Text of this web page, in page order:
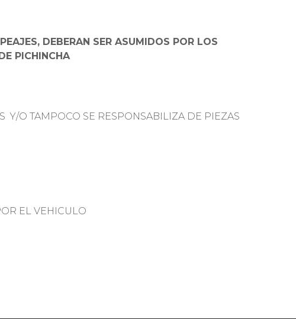
DEBERAN SER ASUMIDOS POR LOS
PICHINCHA
Y/O TAMPOCO SE RESPONSABILIZA DE PIEZAS
EL VEHICULO